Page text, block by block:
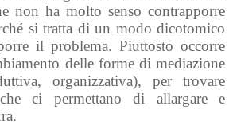
non ha molto senso contrapporre
si tratta di un modo dicotomico
il problema. Piuttosto occorre
delle forme di mediazione
organizzativa), per trovare
ci permettano di allargare e